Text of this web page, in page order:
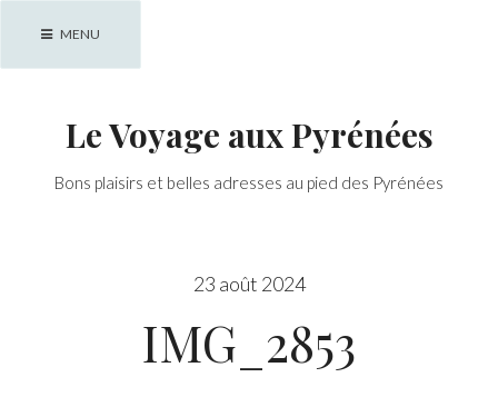
MENU
Le Voyage aux Pyrénées
Bons plaisirs et belles adresses au pied des Pyrénées
23 août 2024
IMG_2853